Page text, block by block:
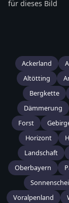
für dieses Bild
Ackerland
Altötting
Bergkette
Dämmerung
Forst
Horizont
Landschaft
Oberbayern
Voralpenland